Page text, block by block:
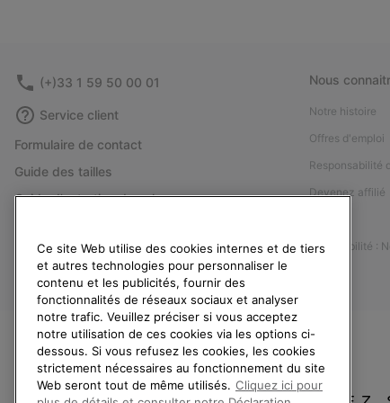
(+)33 1 59 50 00 01
Service client
Formulaire de contact
Guide des tailles
Guide d'entretien des chaussures
Rétractation
Statut de la commande
Livraison
Paiement
Questions fréquentes
Nous
Notre histoire
Offres d'emploi
Responsabilité
Devenez affilié
Accessibilité :
Ce site Web utilise des cookies internes et de tiers
et autres technologies pour personnaliser le
contenu et les publicités, fournir des
fonctionnalités de réseaux sociaux et analyser
notre trafic. Veuillez préciser si vous acceptez
notre utilisation de ces cookies via les options ci-
dessous. Si vous refusez les cookies, les cookies
strictement nécessaires au fonctionnement du site
Web seront tout de même utilisés. Cliquez ici pour